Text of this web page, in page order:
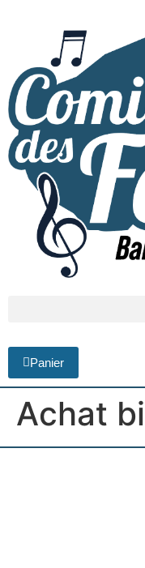
Panier
Achat